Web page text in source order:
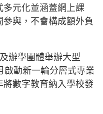
元化並涵蓋網上課
與，不會構成額外負
辦學團體舉辦大型
啟動新一輪分層式專業
數字教育納入學校發